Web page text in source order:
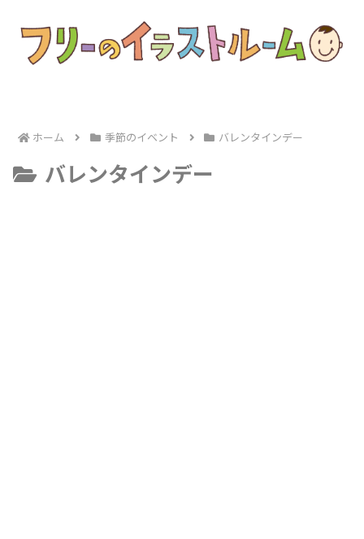
ホーム 季節のイベント バレンタインデー
バレンタインデー